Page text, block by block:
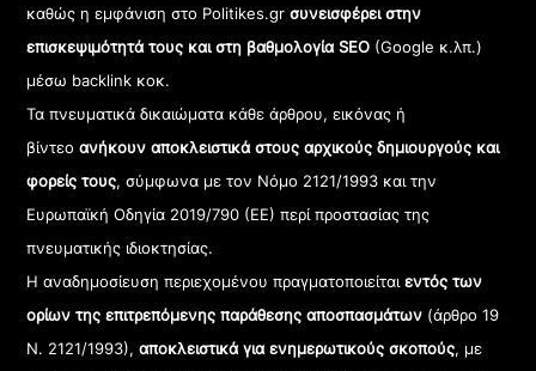
καθώς η εμφάνιση στο Politikes.gr συνεισφέρει στην
επισκεψιμότητά τους και στη βαθμολογία SEO (Google κ.λπ.)
μέσω backlink κοκ.
Τα πνευματικά δικαιώματα κάθε άρθρου, εικόνας ή
βίντεοανήκουν αποκλειστικά στους αρχικούς δημιουργούς και
φορείς τους, σύμφωνα με τον Νόμο 2121/1993 και την
Ευρωπαϊκή Οδηγία 2019/790 (ΕΕ) περί προστασίας της
πνευματικής ιδιοκτησίας.
Η αναδημοσίευση περιεχομένου πραγματοποιείταιεντός των
ορίων της επιτρεπόμενης παράθεσης αποσπασμάτων (άρθρο 19
Ν. 2121/1993), αποκλειστικά για ενημερωτικούς σκοπούς, με